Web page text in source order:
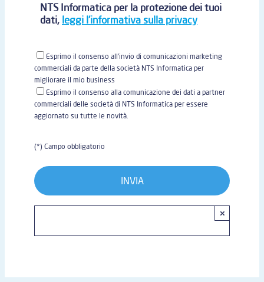
NTS Informatica per la protezione dei tuoi
dati, leggi l'informativa sulla privacy
Esprimo il consenso all'invio di comunicazioni marketing
commerciali da parte della società NTS Informatica per
migliorare il mio business
Esprimo il consenso alla comunicazione dei dati a partner
commerciali delle società di NTS Informatica per essere
aggiornato su tutte le novità.
(*) Campo obbligatorio
×